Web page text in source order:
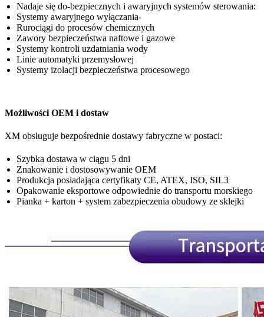
Nadaje się do-bezpiecznych i awaryjnych systemów sterowania:
Systemy awaryjnego wyłączania-
Rurociągi do procesów chemicznych
Zawory bezpieczeństwa naftowe i gazowe
Systemy kontroli uzdatniania wody
Linie automatyki przemysłowej
Systemy izolacji bezpieczeństwa procesowego
Możliwości OEM i dostaw
XM obsługuje bezpośrednie dostawy fabryczne w postaci:
Szybka dostawa w ciągu 5 dni
Znakowanie i dostosowywanie OEM
Produkcja posiadająca certyfikaty CE, ATEX, ISO, SIL3
Opakowanie eksportowe odpowiednie do transportu morskiego
Pianka + karton + system zabezpieczenia obudowy ze sklejki